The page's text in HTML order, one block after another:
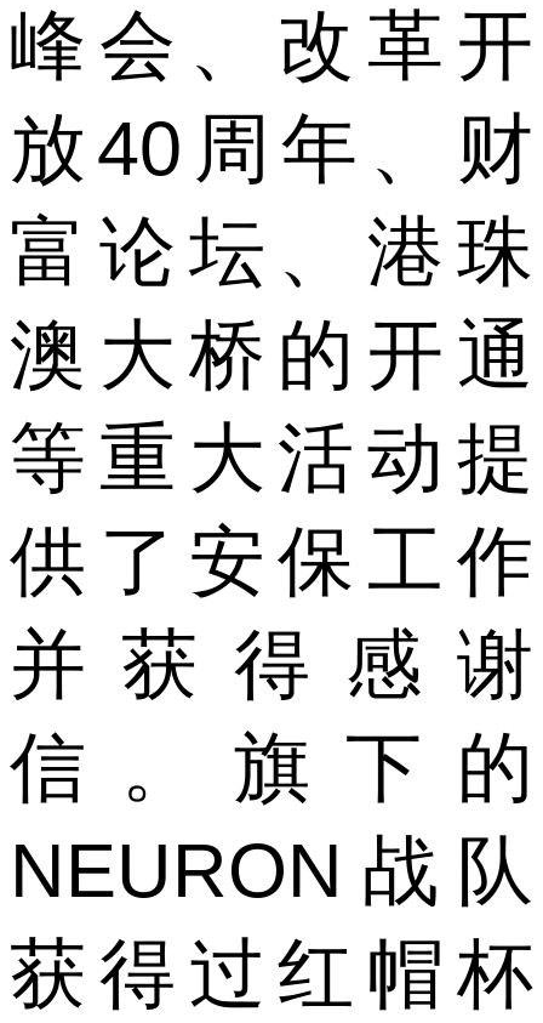
峰会、改革开
放40周年、财
富论坛、港珠
澳大桥的开通
等重大活动提
供了安保工作
并获得感谢
信。旗下的
NEURON战队
获得过红帽杯